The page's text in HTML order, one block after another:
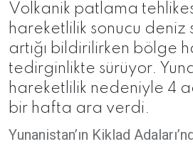
Volkanik patlama
hareketlilik sonucu deniz
artığı bildirilirken bölge
tedirginlikte sürüyor.
hareketlilik nedeniyle 4
bir hafta ara verdi.
Yunanistan’ın Kiklad